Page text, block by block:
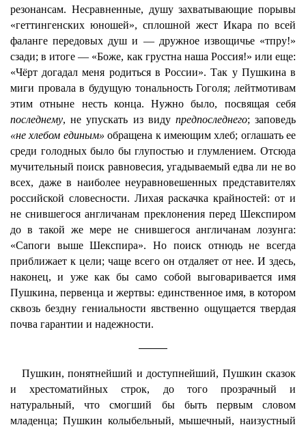
резонансам. Несравненные, душу захватывающие порывы
«геттингенских юношей», сплошной жест Икара по всей
фаланге передовых душ и — дружное извощичье «тпру!»
сзади; в итоге — «Боже, как грустна наша Россия!» или еще:
«Чёрт догадал меня родиться в России». Так у Пушкина в
миги провала в будущую тональность Гоголя; лейтмотивам
этим отныне несть конца. Нужно было, посвящая себя
последнему, не упускать из виду предпоследнего; заповедь
«не хлебом единым» обращена к имеющим хлеб; оглашать ее
среди голодных было бы глупостью и глумлением. Отсюда
мучительный поиск равновесия, угадываемый едва ли не во
всех, даже в наиболее неуравновешенных представителях
российской словесности. Лихая раскачка крайностей: от и
не снившегося англичанам преклонения перед Шекспиром
до в такой же мере не снившегося англичанам лозунга:
«Сапоги выше Шекспира». Но поиск отнюдь не всегда
приближает к цели; чаще всего он отдаляет от нее. И здесь,
наконец, и уже как бы само собой выговаривается имя
Пушкина, первенца и жертвы: единственное имя, в котором
сквозь бездну гениальности явственно ощущается твердая
почва гарантии и надежности.
Пушкин, понятнейший и доступнейший, Пушкин сказок
и хрестоматийных строк, до того прозрачный и
натуральный, что смогший бы быть первым словом
младенца; Пушкин колыбельный, мышечный, наизустный